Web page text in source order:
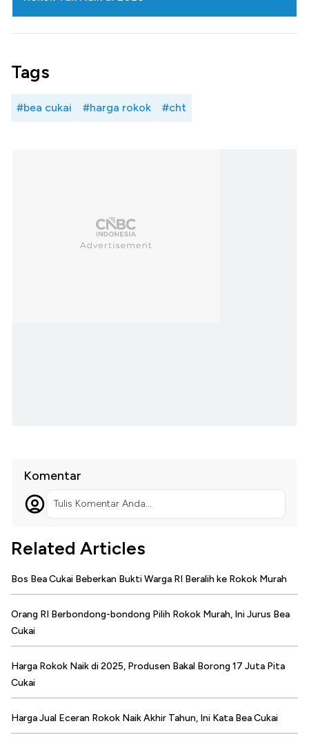
Tags
#bea cukai #harga rokok #cht
Komentar
Tulis Komentar Anda...
Related Articles
Bos Bea Cukai Beberkan Bukti Warga RI Beralih ke Rokok Murah
Orang RI Berbondong-bondong Pilih Rokok Murah, Ini Jurus Bea
Cukai
Harga Rokok Naik di 2025, Produsen Bakal Borong 17 Juta Pita
Cukai
Harga Jual Eceran Rokok Naik Akhir Tahun, Ini Kata Bea Cukai